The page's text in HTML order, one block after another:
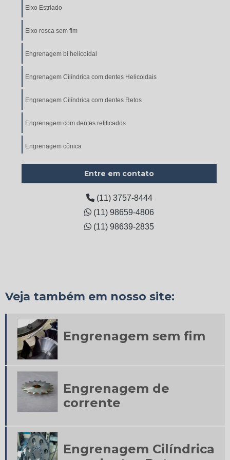
Eixo Estriado
Eixo rosca sem fim
Engrenagem bi helicoidal
Engrenagem Cilíndrica com dentes Helicoidais
Engrenagem Cilíndrica com dentes Retos
Engrenagem com dentes retificados
Engrenagem cônica
Engrenagem Cônica de Dentes Retos
Engrenagem de corrente
Engrenagens cilíndricas
Engrenagens cilíndricas de dentes helicoidais
Engrenagens cilíndricas de dentes retos
Engrenagens cilíndricas helicoidais
Engrenagens cônicas helicoidais
Entre em contato
(11) 3757-8444
(11) 98659-4806
(11) 98639-2835
Veja também em nosso site:
Engrenagem sem fim
Engrenagem de
corrente
Engrenagem Cilíndrica